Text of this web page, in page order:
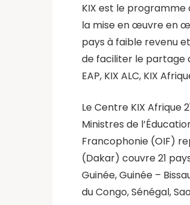
KIX est le programme
la mise en œuvre en
pays à faible revenu
de faciliter le partage
EAP, KIX ALC, KIX
Le Centre KIX Afrique
Ministres de
Francophonie (OIF)
(Dakar) couvre 21
Guinée, Guinée –
du Congo, Sénégal,